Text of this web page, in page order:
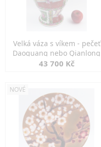
Velká váza s víkem - pečeť
Daoguang nebo Qianlong
43 700 Kč
NOVÉ